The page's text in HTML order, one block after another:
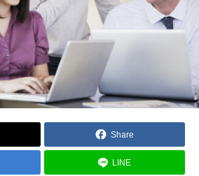
Share
LINE